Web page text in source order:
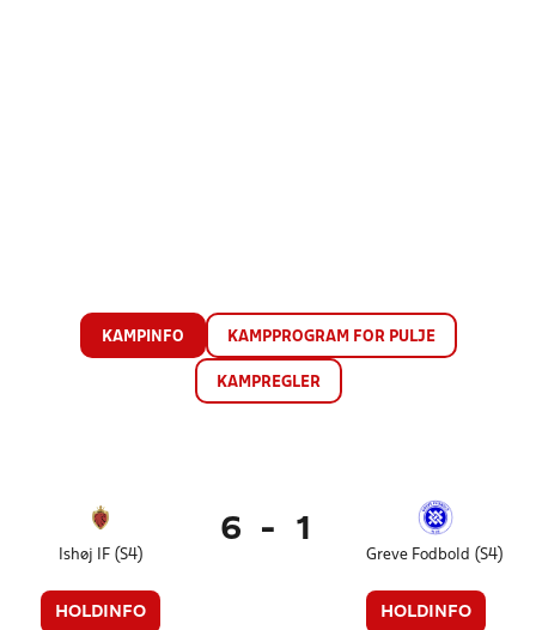
KAMPINFO KAMPPROGRAM FOR PULJE
KAMPREGLER
Ishøj IF (S4)
HOLDINFO
6 - 1
Greve Fodbold (S4)
HOLDINFO